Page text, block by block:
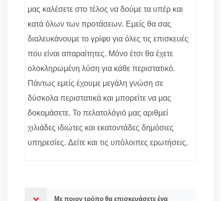
μας καλέσετε στο τέλος να δούμε τα υπέρ και
κατά όλων των προτάσεων. Εμείς θα σας
διαλευκάνουμε το γρίφο για όλες τις επισκευές
που είναι απαραίτητες. Μόνο έτσι θα έχετε
ολοκληρωμένη λύση για κάθε περιστατικό.
Πάντως εμείς έχουμε μεγάλη γνώση σε
δύσκολα περιστατικά και μπορείτε να μας
δοκομάσετε. Το πελατολόγιό μας αριθμεί
χιλιάδες ιδιώτες και εκατοντάδες δημόσιες
υπηρεσίες. Δείτε και τις υπόλοιπες ερωτήσεις.
Με ποιον τρόπο θα επισκευάσετε ένα